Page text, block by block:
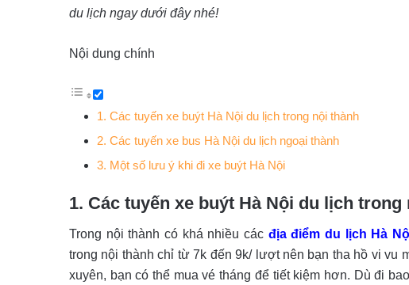
du lịch ngay dưới đây nhé!
Nội dung chính
1. Các tuyến xe buýt Hà Nội du lịch trong nội thành
2. Các tuyến xe bus Hà Nội du lịch ngoại thành
3. Một số lưu ý khi đi xe buýt Hà Nội
1. Các tuyến xe buýt Hà Nội du lịch trong
Trong nội thành có khá nhiều các địa điểm du lịch Hà
trong nội thành chỉ từ 7k đến 9k/ lượt nên bạn tha hồ vi vu
xuyên, bạn có thể mua vé tháng để tiết kiệm hơn. Dù đi